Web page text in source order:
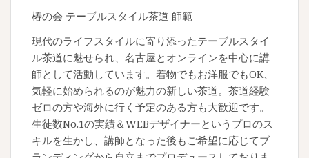
椿の会 テーブルスタイル茶道 師範
現代のライフスタイルに寄り添ったテーブルスタイ
ル茶道に魅せられ、名古屋とオンラインを中心に講
師として活動しています。着物でもお洋服でもOK、
気軽に始められるのが魅力の新しい茶道。茶道経験
ゼロの方や海外に行く予定のある方も大歓迎です。
生徒数No.1の実績＆WEBデザイナーというプロのス
キルを生かし、講師となった後もご希望に応じてブ